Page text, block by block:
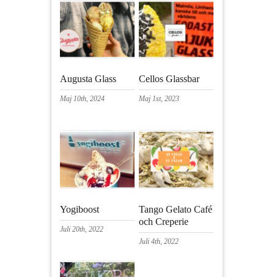
Augusta Glass
Maj 10th, 2024
Cellos Glassbar
Maj 1st, 2023
Yogiboost
Juli 20th, 2022
Tango Gelato Café
och Creperie
Juli 4th, 2022